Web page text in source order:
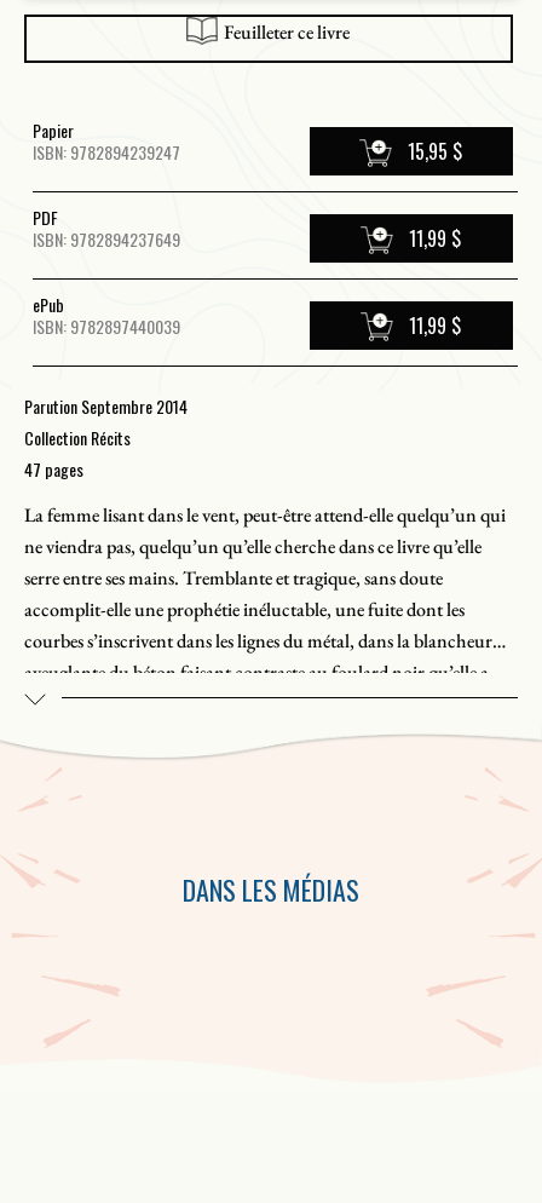
Feuilleter ce livre
Papier
ISBN: 9782894239247
15,95 $
PDF
ISBN: 9782894237649
11,99 $
ePub
ISBN: 9782897440039
11,99 $
Parution Septembre 2014
Collection Récits
47 pages
La femme lisant dans le vent, peut-être attend-elle quelqu’un qui
ne viendra pas, quelqu’un qu’elle cherche dans ce livre qu’elle
serre entre ses mains. Tremblante et tragique, sans doute
accomplit-elle une prophétie inéluctable, une fuite dont les
courbes s’inscrivent dans les lignes du métal, dans la blancheur
aveuglante du béton faisant contraste au foulard noir qu’elle a
noué sur ses lunettes et qui lui fouette le visage. Le reste de ses
vêtements fait corps étroit avec elle, le temps s’écoule sublime, la
lumière se perd en elle et le livre qu’elle tient l’excuse du monde des
vivants.
IdentitéS
Autoportrait
, publiés au rythme d’un par mois en 2014. Chaque
De ce projet inusité, l’auteur dit «[…] l’armature du texte était de
prendre mon nom, qui a douze lettres, de le décomposer sur douze
DANS LES MÉDIAS